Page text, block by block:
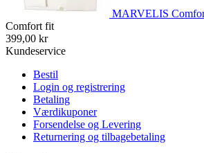
MARVELIS
Comfort fit
399,00 kr
Kundeservice
Bestil
Login og registrering
Betaling
Værdikuponer
Forsendelse og Levering
Returnering og tilbagebetaling